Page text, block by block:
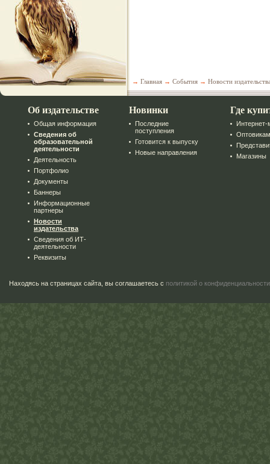
→ Главная → События → Новости
Об издательстве
Общая информация
Сведения об
образовательной
деятельности
Деятельность
Портфолио
Документы
Баннеры
Информационные
партнеры
Новости
издательства
Сведения об ИТ-
деятельности
Реквизиты
Новинки
Последние
поступления
Готовится к выпуску
Новые направления
Где
Интернет-
Оптовикам
Магазины
Находясь на страницах сайта, вы соглашаетесь с политикой о конфиденциальности